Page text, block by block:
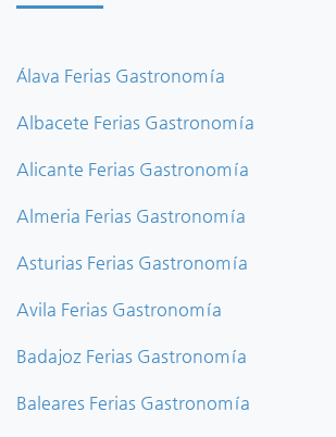
Álava Ferias Gastronomía
Albacete Ferias Gastronomía
Alicante Ferias Gastronomía
Almeria Ferias Gastronomía
Asturias Ferias Gastronomía
Avila Ferias Gastronomía
Badajoz Ferias Gastronomía
Baleares Ferias Gastronomía